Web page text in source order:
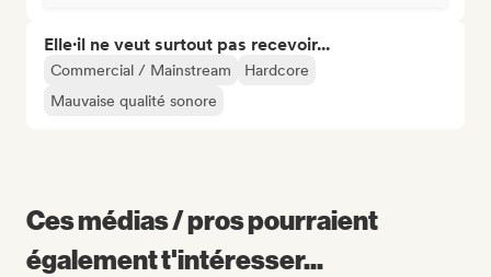
Elle·il ne veut surtout pas recevoir...
Commercial / Mainstream
Hardcore
Mauvaise qualité sonore
Ces médias / pros pourraient
également t'intéresser...